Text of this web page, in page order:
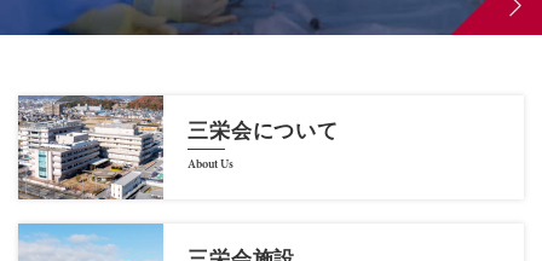
三栄会について
About Us